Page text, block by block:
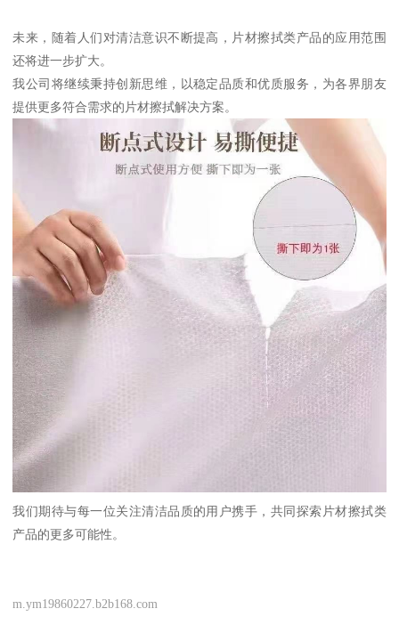
未来，随着人们对清洁意识不断提高，片材擦拭类产品的应用范围
还将进一步扩大。
我公司将继续秉持创新思维，以稳定品质和优质服务，为各界朋友
提供更多符合需求的片材擦拭解决方案。
我们期待与每一位关注清洁品质的用户携手，共同探索片材擦拭类
产品的更多可能性。
m.ym19860227.b2b168.com